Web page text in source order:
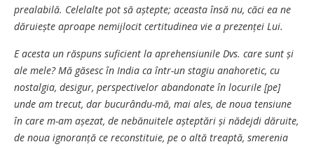
prealabilă. Celelalte pot să aștepte; aceasta însă nu, căci ea ne
dăruiește aproape nemijlocit certitudinea vie a prezenței Lui.
E acesta un răspuns suficient la aprehensiunile Dvs. care sunt și
ale mele? Mă găsesc în India ca într-un stagiu anahoretic, cu
nostalgia, desigur, perspectivelor aban­donate în locurile [pe]
unde am trecut, dar bucurându-mă, mai ales, de noua tensiune
în care m-am așezat, de nebănuitele așteptări și nădejdi dăruite,
de noua ignoranță ce reconstituie, pe o altă treaptă, smerenia